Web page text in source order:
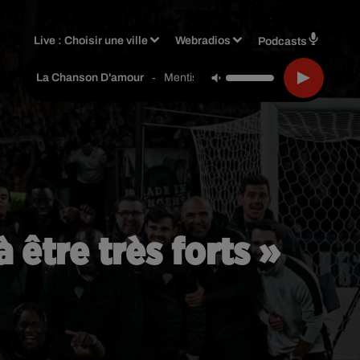
Live :Choisir une ville Webradios Podcasts
La Chanson D'amour - Mentissa
être très forts »